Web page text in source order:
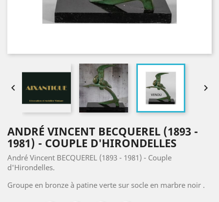
 
ANDRÉ VINCENT BECQUEREL (1893 -
1981) - COUPLE D'HIRONDELLES
André Vincent BECQUEREL (1893 - 1981) - Couple
d'Hirondelles.
Groupe en bronze à patine verte sur socle en marbre noir .